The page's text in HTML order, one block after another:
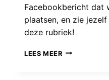
Facebookbericht dat
plaatsen, en zie
deze rubriek!
LEES MEERVANGSTEN